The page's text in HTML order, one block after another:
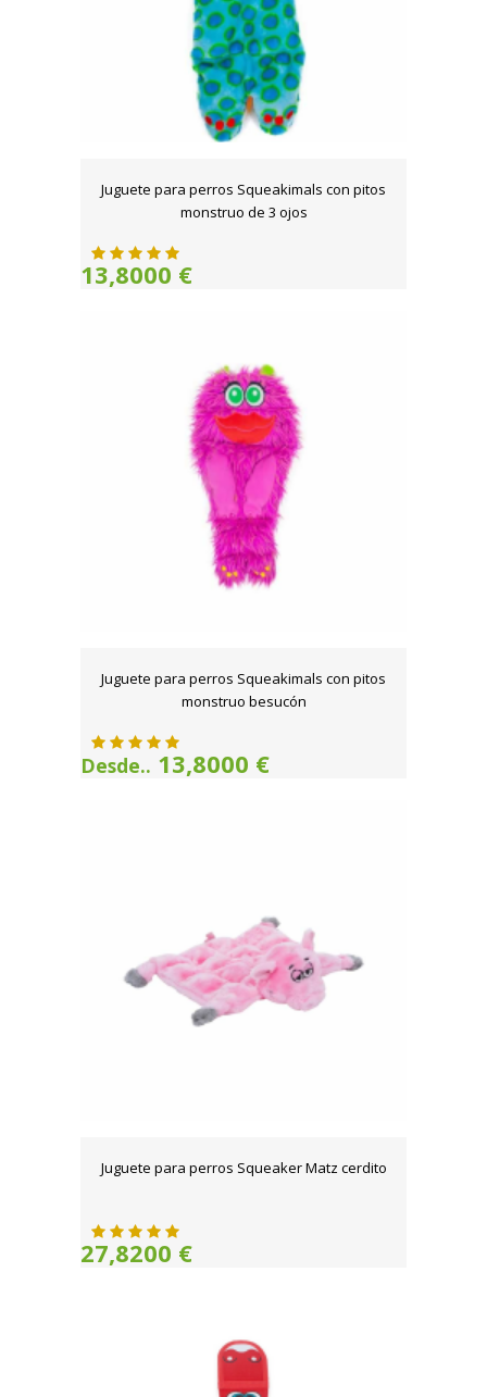
Juguete para perros Squeakimals con pitos
monstruo de 3 ojos
13,8000 €
Juguete para perros Squeakimals con pitos
monstruo besucón
Desde.. 13,8000 €
Juguete para perros Squeaker Matz cerdito
27,8200 €